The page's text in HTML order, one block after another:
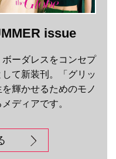
issue
ーダレスをコンセプ
て新装刊。「グリッ
輝かせるためのモノ
ディアです。